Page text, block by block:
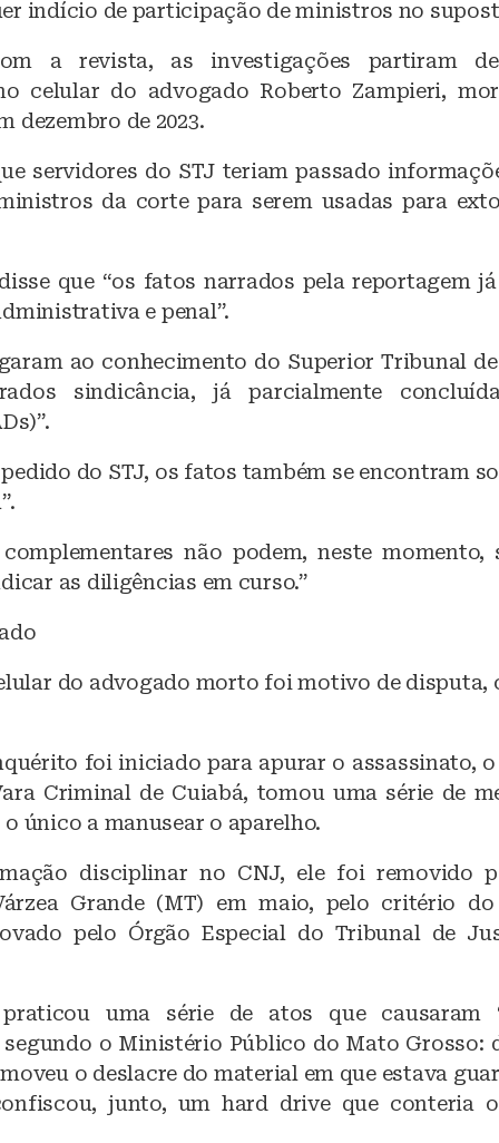
indício de participação de ministros no
a revista, as investigações partiram
celular do advogado Roberto Zampieri,
dezembro de 2023.
servidores do STJ teriam passado
da corte para serem usadas para
que “os fatos narrados pela reportagem
e penal”.
ao conhecimento do Superior Tribunal
sindicância, já parcialmente
pedido do STJ, os fatos também se encontram
não podem, neste momento,
as diligências em curso.”
do advogado morto foi motivo de disputa,
foi iniciado para apurar o assassinato,
Criminal de Cuiabá, tomou uma série de
único a manusear o aparelho.
disciplinar no CNJ, ele foi removido
Grande (MT) em maio, pelo critério do
pelo Órgão Especial do Tribunal de
uma série de atos que causaram
segundo o Ministério Público do Mato Grosso:
o deslacre do material em que estava
junto, um hard drive que conteria